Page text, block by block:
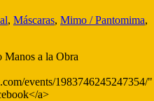
, Máscaras, Mimo / Pantomima,
a la Obra
events/1983746245247354/"
a>